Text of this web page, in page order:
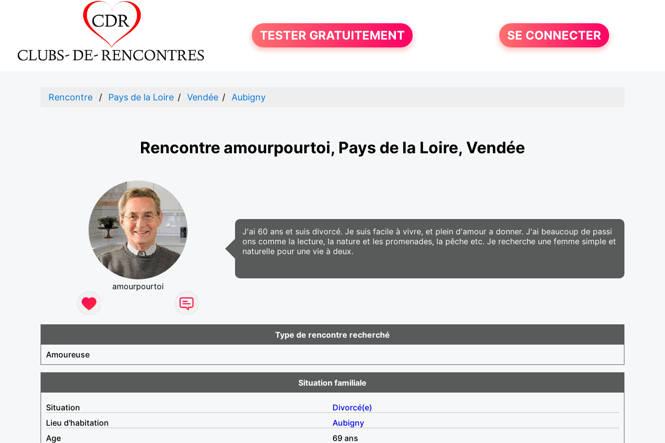
TESTER GRATUITEMENT SE CONNECTER
Rencontre Pays de la Loire Vendée Aubigny
Rencontre amourpourtoi, Pays de la Loire, Vendée
amourpourtoi
J'ai 60 ans et suis divorcé. Je suis facile à vivre, et plein d'amour a donner. J'ai beaucoup de passi
ons comme la lecture, la nature et les promenades, la pêche etc. Je recherche une femme simple et
naturelle pour une vie à deux.
Type de rencontre recherché
Amoureuse
Situation familiale
Situation
Divorcé(e)
Lieu d'habitation
Aubigny
Age
69 ans